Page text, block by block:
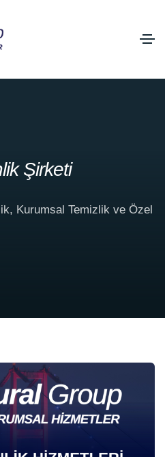
Şirketi
Kurumsal Temizlik ve Özel